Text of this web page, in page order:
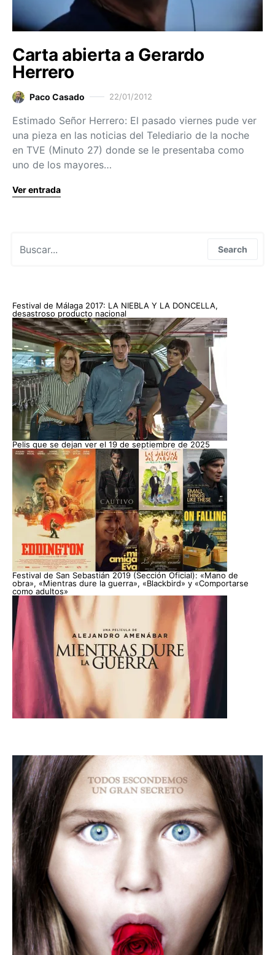
Carta abierta a Gerardo
Herrero
Paco Casado 22/01/2012
Estimado Señor Herrero: El pasado viernes pude ver
una pieza en las noticias del Telediario de la noche
en TVE (Minuto 27) donde se le presentaba como
uno de los mayores…
Ver entrada
Search
Festival de Málaga 2017: LA NIEBLA Y LA DONCELLA,
desastroso producto nacional
Pelis que se dejan ver el 19 de septiembre de 2025
Festival de San Sebastián 2019 (Sección Oficial): «Mano de
obra», «Mientras dure la guerra», «Blackbird» y «Comportarse
como adultos»